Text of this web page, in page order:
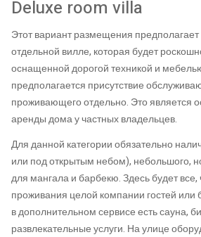
Deluxe room villa
Этот вариант размещения
отдельной вилле, которая будет
оснащенной дорогой техникой и
предполагается присутствие
проживающего отдельно. Это является
аренды дома у частных владельцев.
Для данной категории обязательно
или под открытым небом), небольшого,
для мангала и барбекю. Здесь будет все,
проживания целой компании гостей
в дополнительном сервисе есть сауна,
развлекательные услуги. На улице